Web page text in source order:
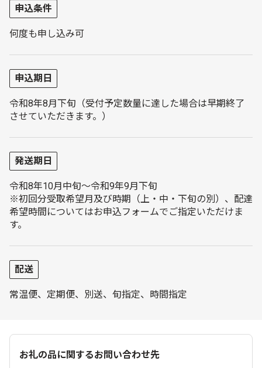
申込条件
何度も申し込み可
申込期日
令和8年8月下旬（受付予定数量に達した場合は早期終了
させていただきます。）
発送期日
令和8年10月中旬～令和9年9月下旬
※初回分受取希望月及び時期（上・中・下旬の別）、配達
希望時間についてはお申込フォームでご指定いただけま
す。
配送
常温便、定期便、別送、旬指定、時間指定
お礼の品に関するお問い合わせ先